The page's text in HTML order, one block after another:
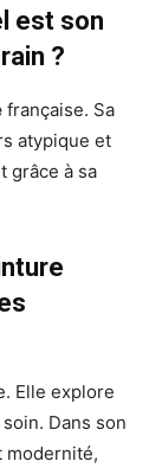
est son
?
française. Sa
atypique et
grâce à sa
Elle explore
Dans son
modernité,